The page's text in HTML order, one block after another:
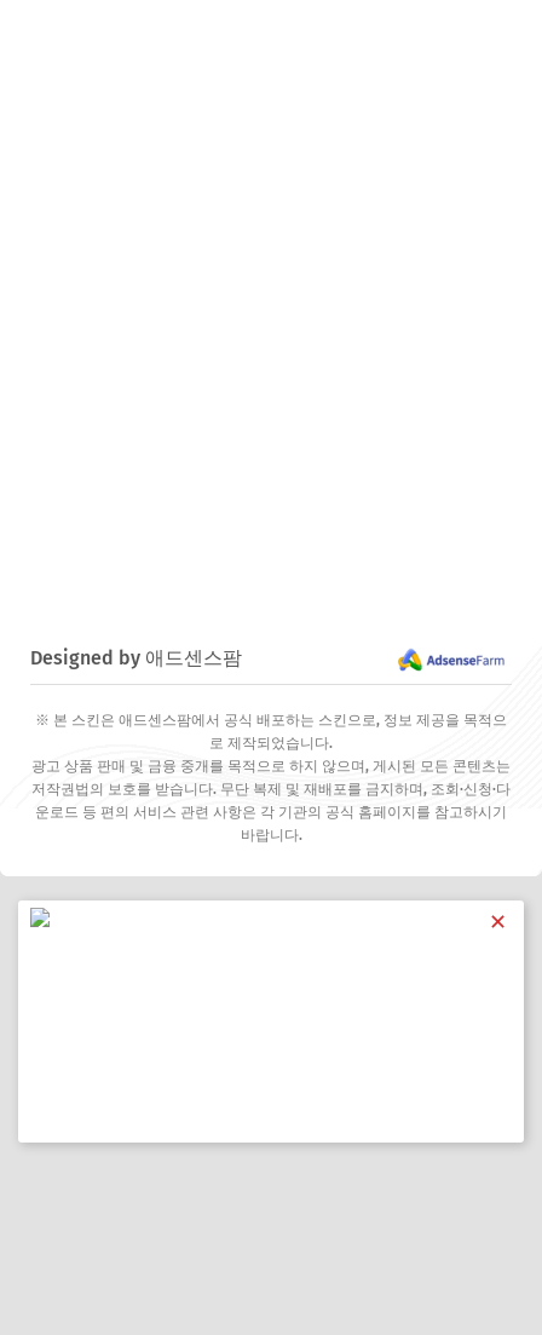
Designed by 애드센스팜
※ 본 스킨은 애드센스팜에서 공식 배포하는 스킨으로, 정보 제공을 목적으
로 제작되었습니다.
광고 상품 판매 및 금융 중개를 목적으로 하지 않으며, 게시된 모든 콘텐츠는
저작권법의 보호를 받습니다. 무단 복제 및 재배포를 금지하며, 조회·신청·다
운로드 등 편의 서비스 관련 사항은 각 기관의 공식 홈페이지를 참고하시기
바랍니다.
✕